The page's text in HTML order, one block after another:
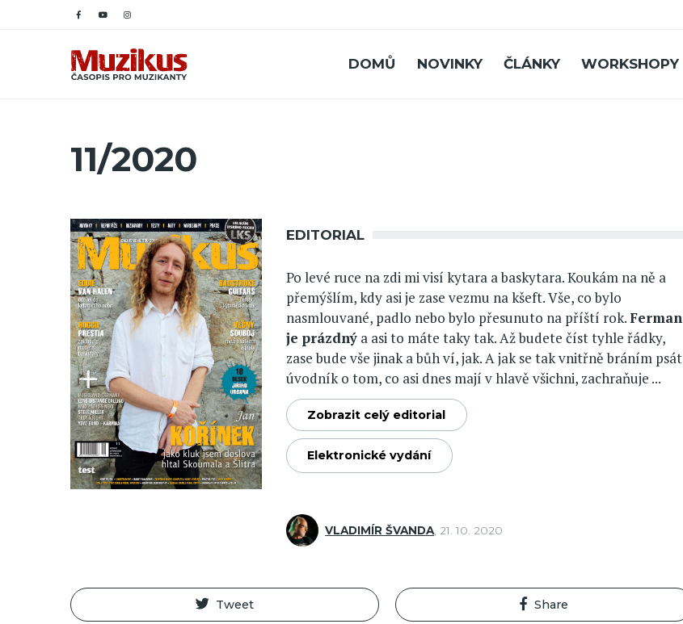
DOMŮ NOVINKY ČLÁNKY WORKSHOPY
11/2020
EDITORIAL
Po levé ruce na zdi mi visí kytara a baskytara. Koukám na ně a
přemýšlím, kdy asi je zase vezmu na kšeft. Vše, co bylo
nasmlouvané, padlo nebo bylo přesunuto na příští rok.Ferman
je prázdnýa asi to máte taky tak. Až budete číst tyhle řádky,
zase bude vše jinak a bůh ví, jak. A jak se tak vnitřně bráním psát
úvodník o tom, co asi dnes mají v hlavě všichni, zachraňuje ...
Zobrazit celý editorial
Elektronické vydání
VLADIMÍR ŠVANDA, 21. 10. 2020
Tweet Share